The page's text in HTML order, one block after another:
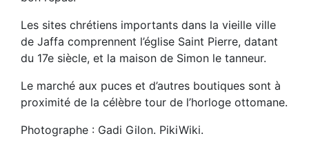
Les sites chrétiens importants dans la vieille ville
de Jaffa comprennent l’église Saint Pierre, datant
du 17e siècle, et la maison de Simon le tanneur.
Le marché aux puces et d’autres boutiques sont à
proximité de la célèbre tour de l’horloge ottomane.
Photographe : Gadi Gilon. PikiWiki.